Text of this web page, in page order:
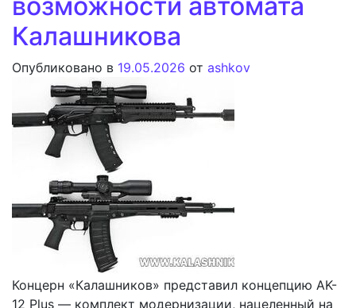
Калашникова
Опубликовано в 19.05.2026 от ashkov
Концерн «Калашников» представил концепцию AK-
12 Plus — комплект модернизации, нацеленный на